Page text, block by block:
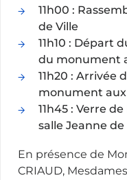
11h00 :
de Ville
11h10 : Départ
du monument
11h20 : Arrivée
monument
11h45 : Verre
salle Jeanne
En présence de
CRIAUD,